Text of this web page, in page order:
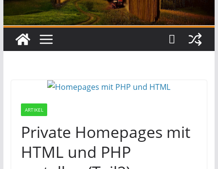
ARTIKEL
Private Homepages mit
HTML und PHP